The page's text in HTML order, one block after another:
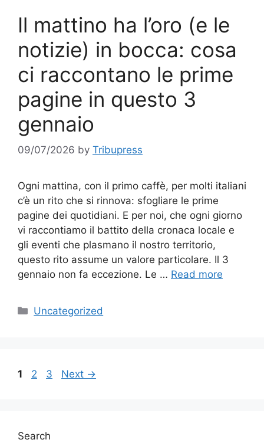
Il mattino ha l’oro (e le
notizie) in bocca: cosa
ci raccontano le prime
pagine in questo 3
gennaio
09/07/2026 by Tribupress
Ogni mattina, con il primo caffè, per molti italiani
c’è un rito che si rinnova: sfogliare le prime
pagine dei quotidiani. E per noi, che ogni giorno
vi raccontiamo il battito della cronaca locale e
gli eventi che plasmano il nostro territorio,
questo rito assume un valore particolare. Il 3
gennaio non fa eccezione. Le … Read more
Categories
Uncategorized
Page
1 Page
2 Page
3 Next →
Search